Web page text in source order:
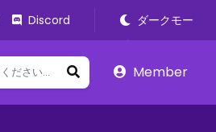
Discord
ダークモー
ド
Member